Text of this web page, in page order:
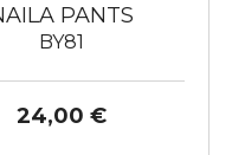
PANTS
BY81
24,00 €